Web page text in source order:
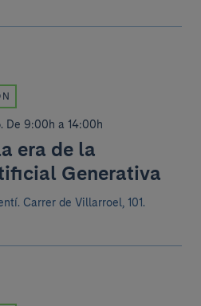
. De 9:00h a 14:00h
era de la
Generativa
Carrer de Villarroel, 101.